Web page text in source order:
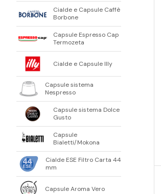
Cialde e Capsule Caffè
Borbone
Capsule Espresso Cap
Termozeta
Cialde e Capsule Illy
Capsule sistema
Nespresso
Capsule sistema Dolce
Gusto
Capsule
Bialetti/Mokona
Cialde ESE Filtro Carta 44
mm
Capsule Aroma Vero